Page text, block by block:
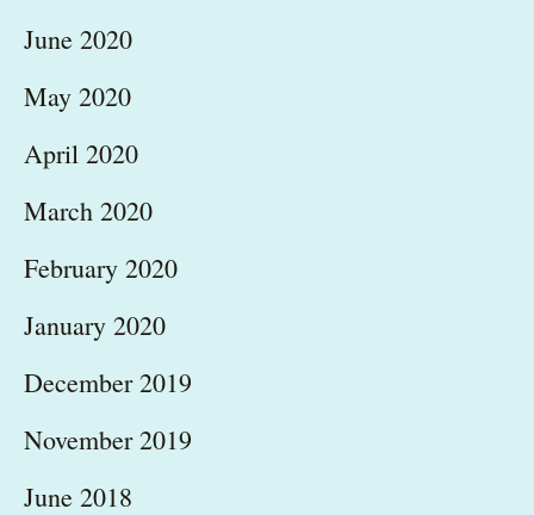
June 2020
May 2020
April 2020
March 2020
February 2020
January 2020
December 2019
November 2019
June 2018